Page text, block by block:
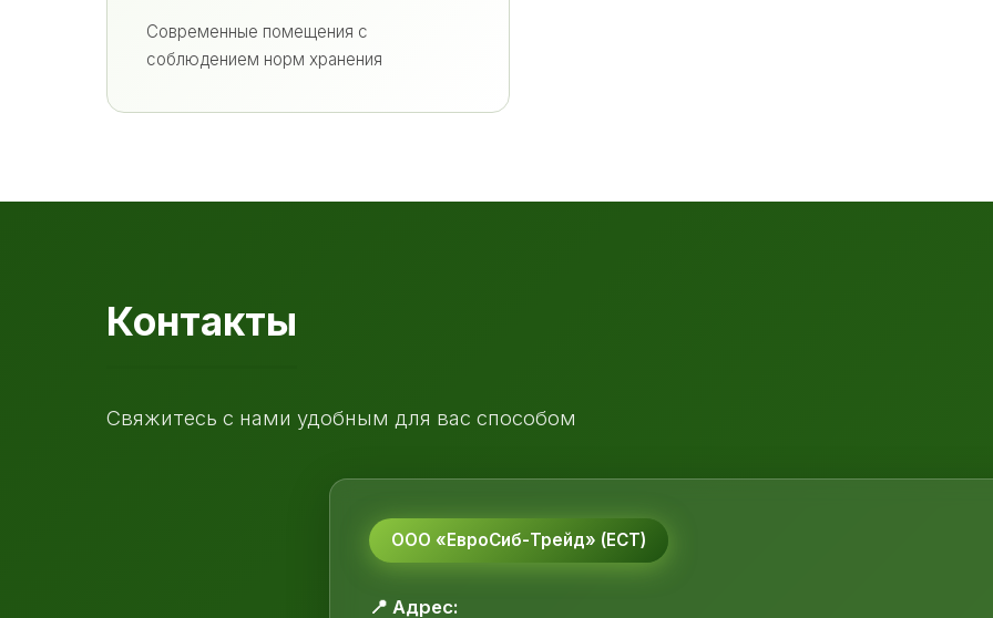
Современные помещения с
соблюдением норм хранения
Контакты
Свяжитесь с нами удобным для вас способом
ООО «ЕвроСиб-Трейд» (ЕСТ)
📍 Адрес: